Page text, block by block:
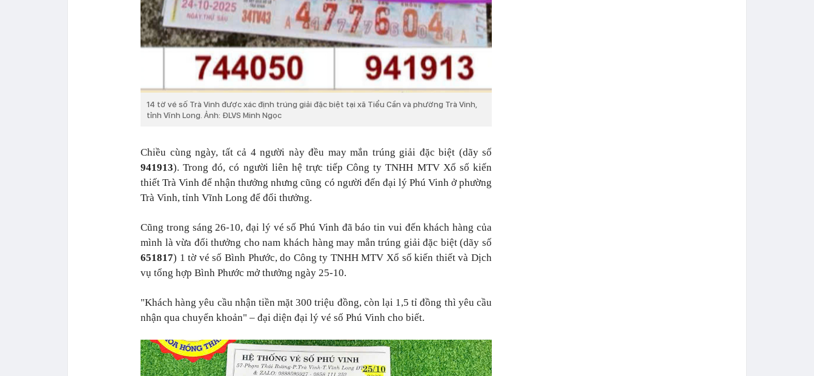
14 tờ vé số Trà Vinh được xác định trúng giải đặc biệt tại xã Tiểu Cần và phường Trà Vinh,
tỉnh Vĩnh Long. Ảnh: ĐLVS Minh Ngọc
Chiều cùng ngày, tất cả 4 người này đều may mắn trúng giải đặc biệt (dãy số
941913). Trong đó, có người liên hệ trực tiếp Công ty TNHH MTV Xổ số kiến
thiết Trà Vinh để nhận thưởng nhưng cũng có người đến đại lý Phú Vinh ở phường
Trà Vinh, tỉnh Vĩnh Long để đổi thưởng.
Cũng trong sáng 26-10, đại lý vé số Phú Vinh đã báo tin vui đến khách hàng của
mình là vừa đổi thưởng cho nam khách hàng may mắn trúng giải đặc biệt (dãy số
651817) 1 tờ vé số Bình Phước, do Công ty TNHH MTV Xổ số kiến thiết và Dịch
vụ tổng hợp Bình Phước mở thưởng ngày 25-10.
"Khách hàng yêu cầu nhận tiền mặt 300 triệu đồng, còn lại 1,5 tỉ đồng thì yêu cầu
nhận qua chuyển khoản" – đại diện đại lý vé số Phú Vinh cho biết.